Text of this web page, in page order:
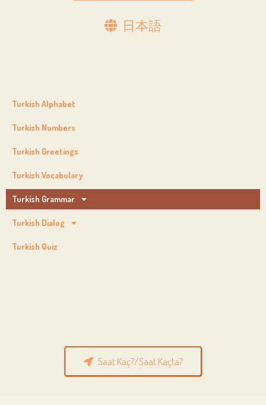
日本語
Turkish Alphabet
Turkish Numbers
Turkish Greetings
Turkish Vocabulary
Turkish Grammar
Turkish Dialog
Turkish Quiz
Saat Kaç?/Saat Kaçta?